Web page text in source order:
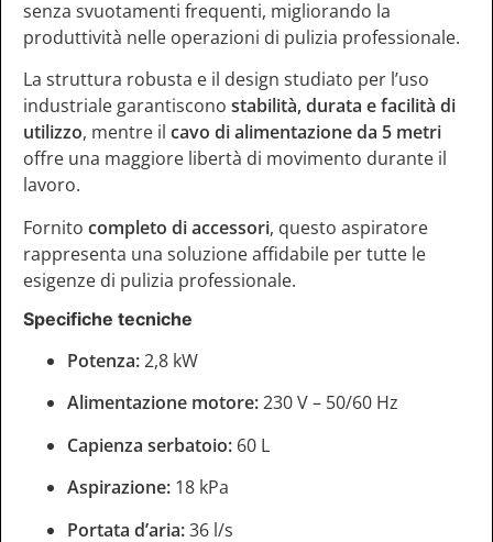
senza svuotamenti frequenti, migliorando la
produttività nelle operazioni di pulizia professionale.
La struttura robusta e il design studiato per l’uso
industriale garantiscono stabilità, durata e facilità di
utilizzo, mentre il cavo di alimentazione da 5 metri
offre una maggiore libertà di movimento durante il
lavoro.
Fornito completo di accessori, questo aspiratore
rappresenta una soluzione affidabile per tutte le
esigenze di pulizia professionale.
Specifiche tecniche
Potenza:2,8 kW
Alimentazione motore:230 V – 50/60 Hz
Capienza serbatoio: 60 L
Aspirazione: 18 kPa
Portata d’aria:36 l/s